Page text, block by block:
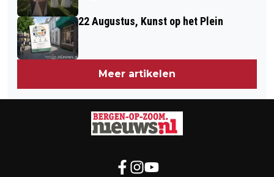
22 Augustus, Kunst op het Plein
Meer artikelen